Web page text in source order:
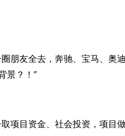
朋友全去，奔驰、宝马、奥
景？！”
项目资金、社会投资，项目